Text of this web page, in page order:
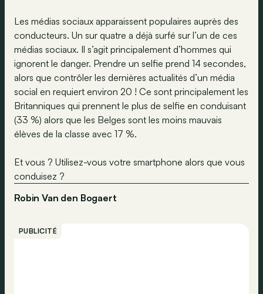
Les médias sociaux apparaissent populaires auprès des
conducteurs. Un sur quatre a déjà surfé sur l’un de ces
médias sociaux. Il s’agit principalement d’hommes qui
ignorent le danger. Prendre un selfie prend 14 secondes,
alors que contrôler les dernières actualités d’un média
social en requiert environ 20 ! Ce sont principalement les
Britanniques qui prennent le plus de selfie en conduisant
(33 %) alors que les Belges sont les moins mauvais
élèves de la classe avec 17 %.
Et vous ? Utilisez-vous votre smartphone alors que vous
conduisez ?
Robin Van den Bogaert
PUBLICITÉ